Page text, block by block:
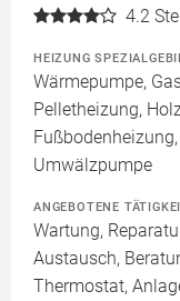
4.2
HEIZUNG
Wärmepumpe,
Pelletheizung,
Umwälzpumpe
ANGEBOTENE
Wartung,
Austausch,
Thermostat,